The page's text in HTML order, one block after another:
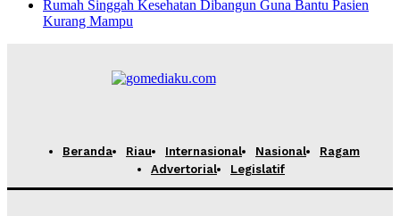
Rumah Singgah Kesehatan Dibangun Guna Bantu Pasien
Kurang Mampu
Beranda Riau Internasional Nasional
Ragam
Advertorial
Legislatif